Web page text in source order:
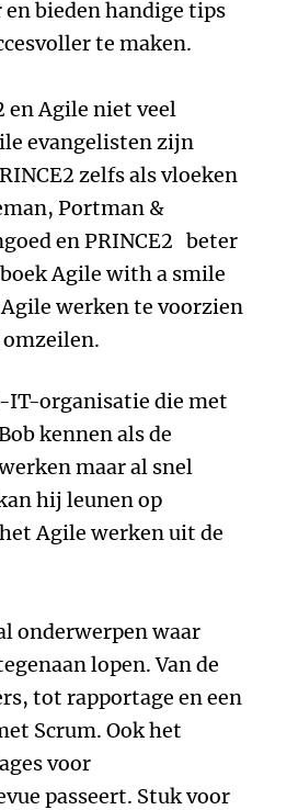
bieden handige tips
te maken.
en Agile niet veel
evangelisten zijn
zelfs als vloeken
Portman &
en PRINCE2 beter
Agile with a smile
werken te voorzien
IT-organisatie die met
kennen als de
maar al snel
hij leunen op
Agile werken uit de
onderwerpen waar
lopen. Van de
tot rapportage en een
Scrum. Ook het
voor
passeert. Stuk voor